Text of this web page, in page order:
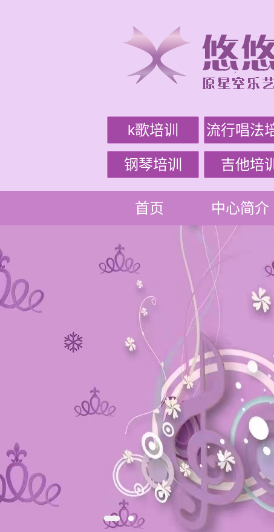
k歌培训 流行唱法
钢琴培训 吉他培训
首页 中心简介